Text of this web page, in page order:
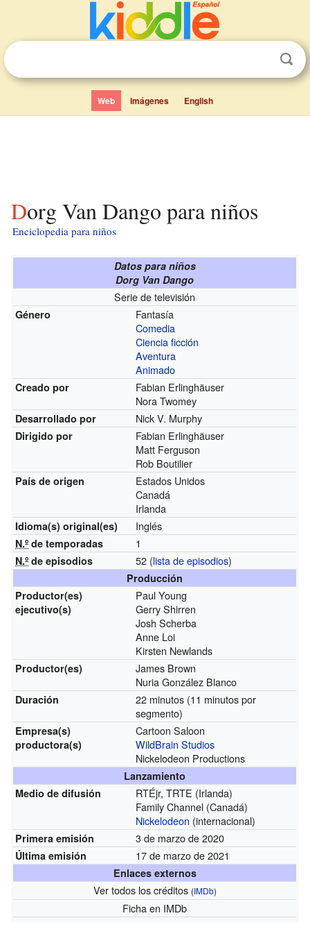
Web Imágenes English
Dorg Van Dango para niños
Enciclopedia para niños
Datos para niños
Dorg Van Dango
Serie de televisión
Género
Fantasía
Comedia
Ciencia ficción
Aventura
Animado
Creado por
Fabian Erlinghäuser
Nora Twomey
Desarrollado por Nick V. Murphy
Dirigido por
Fabian Erlinghäuser
Matt Ferguson
Rob Boutilier
País de origen
Estados Unidos
Canadá
Irlanda
Idioma(s) original(es) Inglés
N.º de temporadas 1
N.º de episodios 52 (lista de episodios)
Producción
Productor(es)
ejecutivo(s)
Paul Young
Gerry Shirren
Josh Scherba
Anne Loi
Kirsten Newlands
Productor(es)
James Brown
Nuria González Blanco
Duración
22 minutos (11 minutos por
segmento)
Empresa(s)
productora(s)
Cartoon Saloon
WildBrain Studios
Nickelodeon Productions
Lanzamiento
Medio de difusión
RTÉjr, TRTE (Irlanda)
Family Channel (Canadá)
Nickelodeon (internacional)
Primera emisión 3 de marzo de 2020
Última emisión 17 de marzo de 2021
Enlaces externos
Ver todos los créditos (IMDb)
Fichaen IMDb